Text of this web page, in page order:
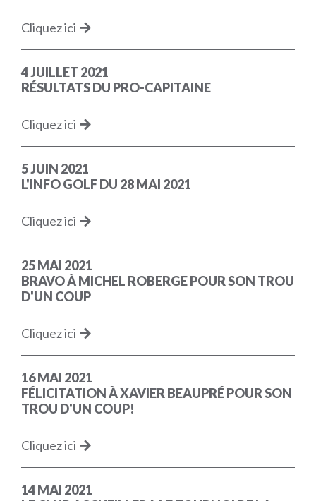
Cliquez ici
4 JUILLET 2021
RÉSULTATS DU PRO-CAPITAINE
Cliquez ici
5 JUIN 2021
L'INFO GOLF DU 28 MAI 2021
Cliquez ici
25 MAI 2021
BRAVO À MICHEL ROBERGE POUR SON TROU
D'UN COUP
Cliquez ici
16 MAI 2021
FÉLICITATION À XAVIER BEAUPRÉ POUR SON
TROU D'UN COUP!
Cliquez ici
14 MAI 2021